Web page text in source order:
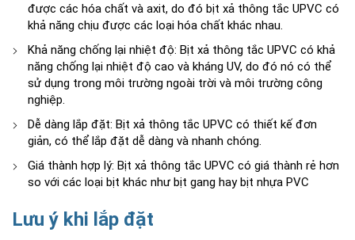
được các hóa chất và axit, do đó bịt xả thông tắc UPVC có
khả năng chịu được các loại hóa chất khác nhau.
Khả năng chống lại nhiệt độ: Bịt xả thông tắc UPVC có khả
năng chống lại nhiệt độ cao và kháng UV, do đó nó có thể
sử dụng trong môi trường ngoài trời và môi trường công
nghiệp.
Dễ dàng lắp đặt: Bịt xả thông tắc UPVC có thiết kế đơn
giản, có thể lắp đặt dễ dàng và nhanh chóng.
Giá thành hợp lý: Bịt xả thông tắc UPVC có giá thành rẻ hơn
so với các loại bịt khác như bịt gang hay bịt nhựa PVC
Lưu ý khi lắp đặt